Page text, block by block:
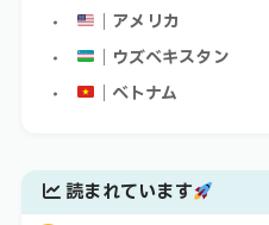
｜アメリカ
｜ウズベキスタン
｜ベトナム
読まれています